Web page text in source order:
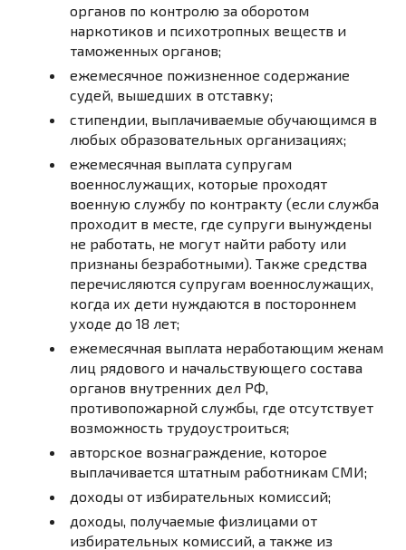
органов по контролю за оборотом
наркотиков и психотропных веществ и
таможенных органов;
ежемесячное пожизненное содержание
судей, вышедших в отставку;
стипендии, выплачиваемые обучающимся в
любых образовательных организациях;
ежемесячная выплата супругам
военнослужащих, которые проходят
военную службу по контракту (если служба
проходит в месте, где супруги вынуждены
не работать, не могут найти работу или
признаны безработными). Также средства
перечисляются супругам военнослужащих,
когда их дети нуждаются в постороннем
уходе до 18 лет;
ежемесячная выплата неработающим женам
лиц рядового и начальствующего состава
органов внутренних дел РФ,
противопожарной службы, где отсутствует
возможность трудоустроиться;
авторское вознаграждение, которое
выплачивается штатным работникам СМИ;
доходы от избирательных комиссий;
доходы, получаемые физлицами от
избирательных комиссий, а также из